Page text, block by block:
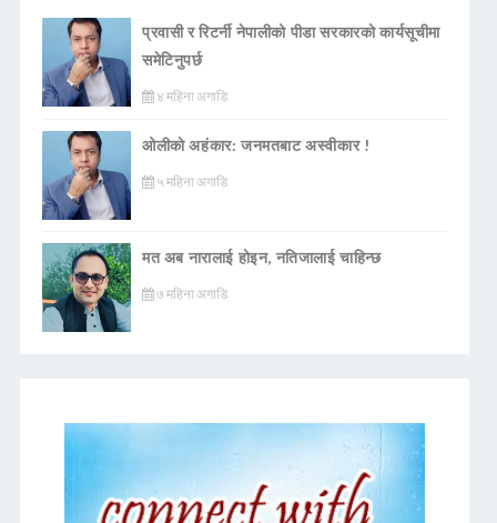
प्रवासी र रिटर्नी नेपालीको पीडा सरकारको कार्यसूचीमा
समेटिनुपर्छ
४ महिना अगाडि
ओलीको अहंकार: जनमतबाट अस्वीकार !
५ महिना अगाडि
मत अब नारालाई होइन, नतिजालाई चाहिन्छ
७ महिना अगाडि